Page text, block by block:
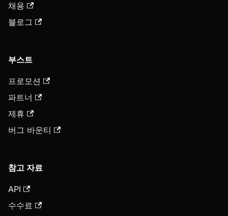
채용
블로그
부스트
프로모션
파트너
제휴
버그 바운티
참고 자료
API
수수료